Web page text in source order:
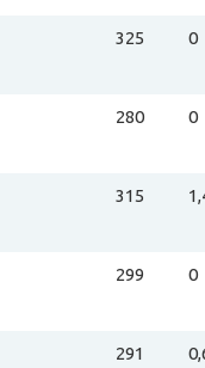
325 0
280 0
315
299 0
291